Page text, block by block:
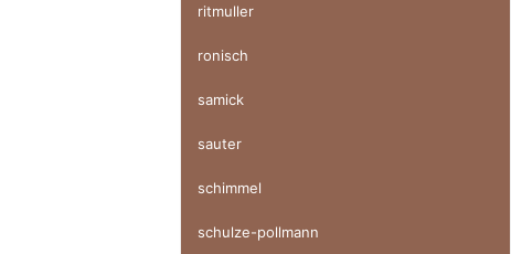
ritmuller
ronisch
samick
sauter
schimmel
schulze-pollmann